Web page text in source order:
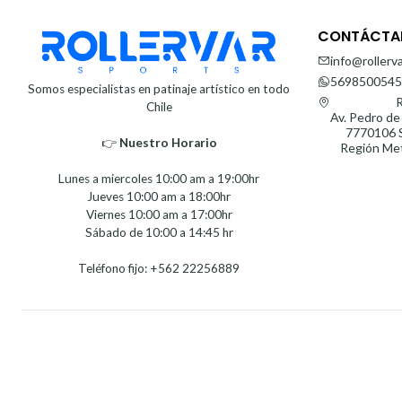
Somos especialistas en patinaje artístico en todo
Chile
👉 Nuestro Horario⁣⁣
Lunes a miercoles 10:00 am a 19:00hr
Jueves 10:00 am a 18:00hr
Viernes 10:00 am a 17:00hr
Sábado de 10:00 a 14:45 hr
Teléfono fijo: +562 22256889
Av. Pedro
7770106
Región